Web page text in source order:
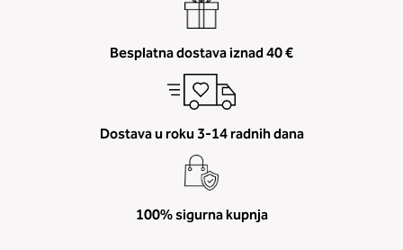
Besplatna dostava iznad 40 €
Dostava u roku 3-14 radnih dana
100% sigurna kupnja